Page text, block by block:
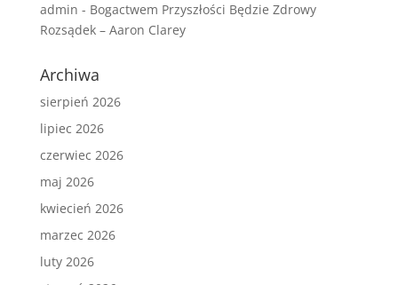
admin - Bogactwem Przyszłości Będzie Zdrowy
Rozsądek – Aaron Clarey
Archiwa
sierpień 2026
lipiec 2026
czerwiec 2026
maj 2026
kwiecień 2026
marzec 2026
luty 2026